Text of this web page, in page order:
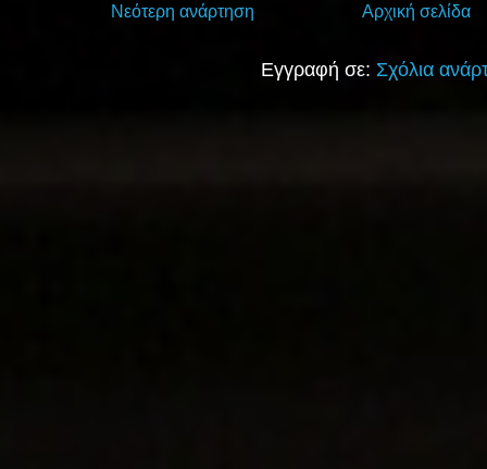
Νεότερη ανάρτηση Αρχική σελίδα
Εγγραφή σε: Σχόλια